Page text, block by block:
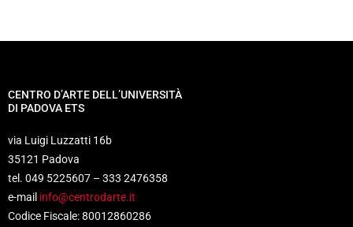
CENTRO D’ARTE DELL’UNIVERSITÀ
DI PADOVA ETS
via Luigi Luzzatti 16b
35121 Padova
tel. 049 5225607 – 333 2476358
e-mail info@centrodarte.it
Codice Fiscale: 80012860286